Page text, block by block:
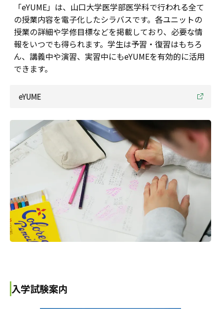
「eYUME」は、山口大学医学部医学科で行われる全て
の授業内容を電子化したシラバスです。各ユニットの
授業の詳細や学修目標などを掲載しており、必要な情
報をいつでも得られます。学生は予習・復習はもちろ
ん、講義中や演習、実習中にもeYUMEを有効的に活用
できます。
eYUME
入学試験案内